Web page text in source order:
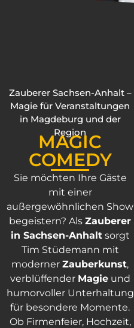
Zauberer Sachsen-Anhalt –
Magie für Veranstaltungen
in Magdeburg und der
Region
MAGIC
COMEDY
Sie möchten Ihre Gäste
mit einer
außergewöhnlichen Show
begeistern? Als Zauberer
in Sachsen-Anhaltsorgt
Tim Stüdemann mit
moderner Zauberkunst,
verblüffender Magieund
humorvoller Unterhaltung
für besondere Momente.
Ob Firmenfeier, Hochzeit,